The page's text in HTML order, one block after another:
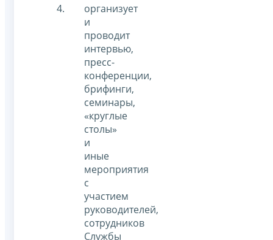
организует
и
проводит
интервью,
пресс-
конференции,
брифинги,
семинары,
«круглые
столы»
и
иные
мероприятия
с
участием
руководителей,
сотрудников
Службы